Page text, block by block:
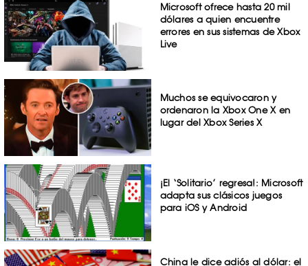
Microsoft ofrece hasta 20 mil
dólares a quien encuentre
errores en sus sistemas de Xbox
Live
Muchos se equivocaron y
ordenaron la Xbox One X en
lugar del Xbox Series X
¡El ‘Solitario’ regresa!: Microsoft
adapta sus clásicos juegos
para iOS y Android
China le dice adiós al dólar: el